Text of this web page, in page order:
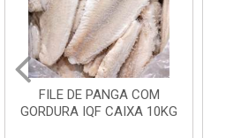
FILE DE PANGA SEMI
APARADO PACOTE 1KG